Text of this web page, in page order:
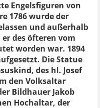
Engelsfiguren von
1786 wurde der
und außerhalb
des öfteren vom
worden war. 1894
Die Statue
des hl. Josef
den Volksaltar
Bildhauer Jakob
Hochaltar, der